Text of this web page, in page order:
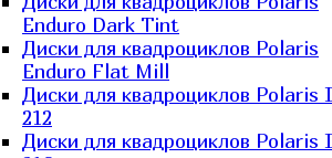
Enduro Dark Tint
Диски для квадроциклов Polaris
Enduro Flat Mill
Диски для квадроциклов Polaris
212
Диски для квадроциклов Polaris